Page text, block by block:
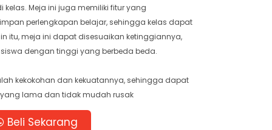
Meja ini juga memiliki fitur yang
perlengkapan belajar, sehingga kelas dapat
itu, meja ini dapat disesuaikan ketinggiannya,
dengan tinggi yang berbeda beda.
kekokohan dan kekuatannya, sehingga dapat
lama dan tidak mudah rusak
Beli Sekarang